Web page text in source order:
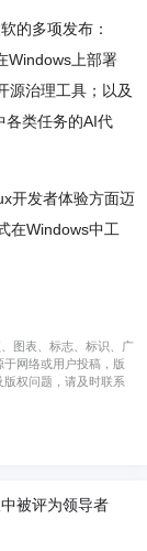
的多项发布：
Windows上部署
源治理工具；以及
各类任务的AI代
开发者体验方面迈
在Windows中工
图表、标志、标识、广
网络或用户投稿，版
权问题，请及时联系
被评为领导者